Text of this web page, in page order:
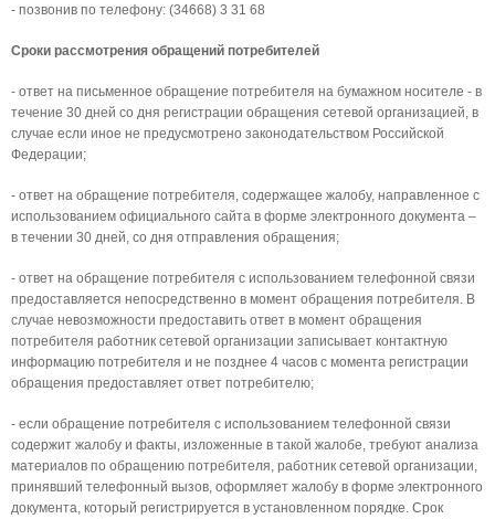
- позвонив по телефону: (34668) 3 31 68
Сроки рассмотрения обращений потребителей
- ответ на письменное обращение потребителя на бумажном носителе - в
течение 30 дней со дня регистрации обращения сетевой организацией, в
случае если иное не предусмотрено законодательством Российской
Федерации;
- ответ на обращение потребителя, содержащее жалобу, направленное с
использованием официального сайта в форме электронного документа –
в течении 30 дней, со дня отправления обращения;
- ответ на обращение потребителя с использованием телефонной связи
предоставляется непосредственно в момент обращения потребителя. В
случае невозможности предоставить ответ в момент обращения
потребителя работник сетевой организации записывает контактную
информацию потребителя и не позднее 4 часов с момента регистрации
обращения предоставляет ответ потребителю;
- если обращение потребителя с использованием телефонной связи
содержит жалобу и факты, изложенные в такой жалобе, требуют анализа
материалов по обращению потребителя, работник сетевой организации,
принявший телефонный вызов, оформляет жалобу в форме электронного
документа, который регистрируется в установленном порядке. Срок